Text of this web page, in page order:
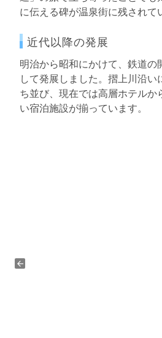
に伝える碑が温泉街に残されて
近代以降の発展
明治から昭和にかけて、鉄道の
して発展しました。摺上川沿
ち並び、現在では高層ホテル
い宿泊施設が揃っています。